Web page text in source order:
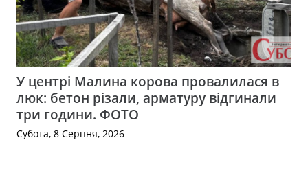
У центрі Малина корова провалилася в
люк: бетон різали, арматуру відгинали
три години. ФОТО
Субота, 8 Серпня, 2026